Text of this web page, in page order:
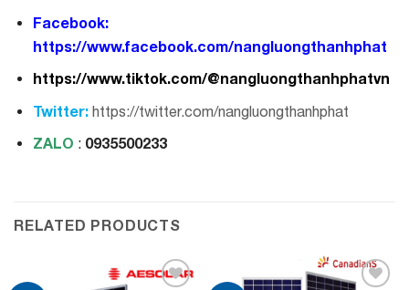
Facebook:
https://www.facebook.com/nangluongthanhphat
https://www.tiktok.com/@nangluongthanhphatvn
Twitter: https://twitter.com/nangluongthanhphat
ZALO : 0935500233
RELATED PRODUCTS